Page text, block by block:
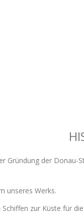
Gründung der
unseres Werks.
zur Küste für